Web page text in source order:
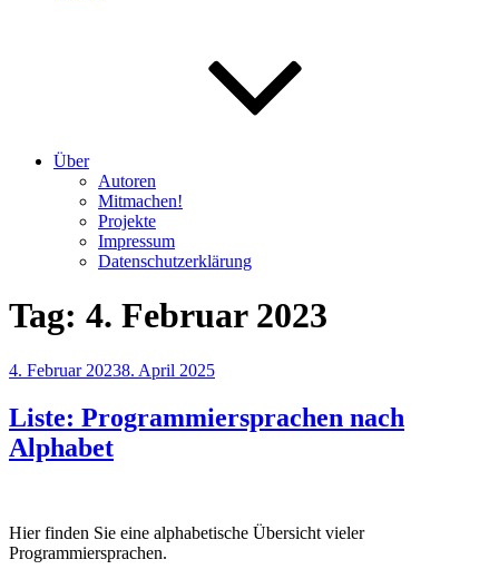
Über
Autoren
Mitmachen!
Projekte
Impressum
Datenschutzerklärung
Tag: 4. Februar 2023
Veröffentlicht
4. Februar 20238. April 2025
Liste: Programmiersprachen nach
Alphabet
Hier finden Sie eine alphabetische Übersicht vieler
Programmiersprachen.